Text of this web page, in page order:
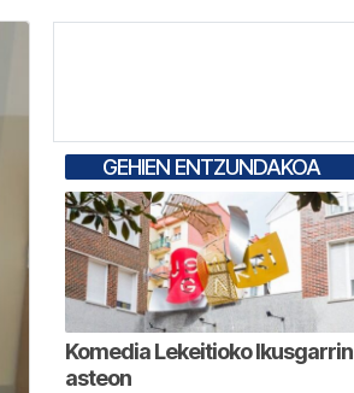
GEHIEN ENTZUNDAKOA
Komedia Lekeitioko Ikusgarrin
asteon